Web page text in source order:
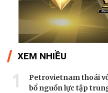
XEM NHIỀU
1
Petrovietnam thoái
bổ nguồn lực tập